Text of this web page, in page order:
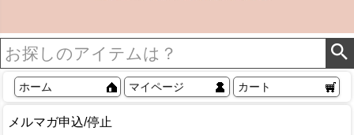
ホーム マイページ カート
メルマガ申込/停止